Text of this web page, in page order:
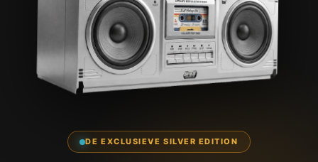
DE EXCLUSIEVE SILVER EDITION